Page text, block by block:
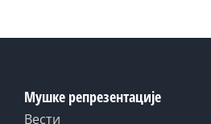
Мушке репрезентације
Вести